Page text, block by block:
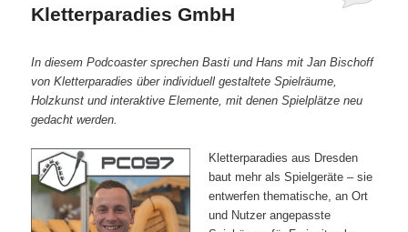
Kletterparadies GmbH
In diesem Podcoaster sprechen Basti und Hans mit Jan Bischoff
von Kletterparadies über individuell gestaltete Spielräume,
Holzkunst und interaktive Elemente, mit denen Spielplätze neu
gedacht werden.
Kletterparadies aus Dresden
baut mehr als Spielgeräte – sie
entwerfen thematische, an Ort
und Nutzer angepasste